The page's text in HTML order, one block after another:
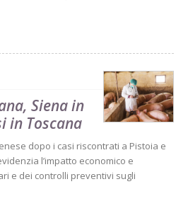
Siena in
in Toscana
dopo i casi riscontrati a Pistoia e
l’impatto economico e
e dei controlli preventivi sugli